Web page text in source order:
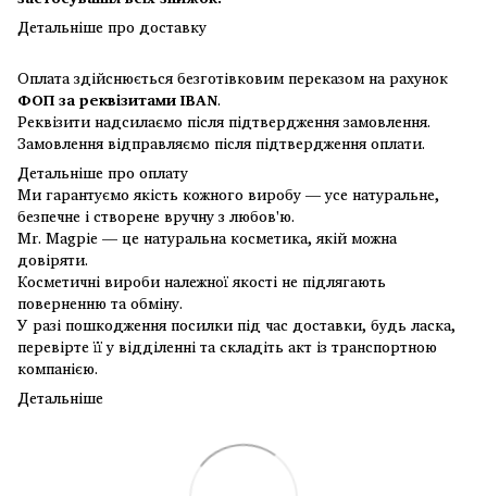
Детальніше про доставку
Оплата здійснюється безготівковим переказом на рахунок
ФОП за реквізитами IBAN.
Реквізити надсилаємо після підтвердження замовлення.
Замовлення відправляємо після підтвердження оплати.
Детальніше про оплату
Ми гарантуємо якість кожного виробу — усе натуральне,
безпечне і створене вручну з любов'ю.
Mr. Magpie — це натуральна косметика, якій можна
довіряти.
Косметичні вироби належної якості не підлягають
поверненню та обміну.
У разі пошкодження посилки під час доставки, будь ласка,
перевірте її у відділенні та складіть акт із транспортною
компанією.
Детальніше